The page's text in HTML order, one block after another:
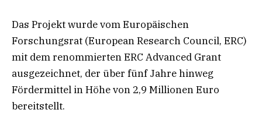
Das Projekt wurde vom Europäischen
Forschungsrat (European Research Council, ERC)
mit dem renommierten ERC Advanced Grant
ausgezeichnet, der über fünf Jahre hinweg
Fördermittel in Höhe von 2,9 Millionen Euro
bereitstellt.